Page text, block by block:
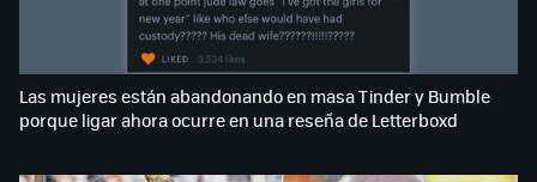
Las mujeres están abandonando en masa Tinder y Bumble
porque ligar ahora ocurre en una reseña de Letterboxd